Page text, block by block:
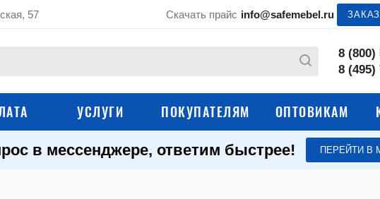
57 Скачать прайс info@safemebel.ru
8 (800)
8 (495)
Школьные парты Ученические стулья
УСЛУГИ ПОКУПАТЕЛЯМ ОПТОВИКАМ
в мессенджере, ответим быстрее! ПЕРЕЙТИ В